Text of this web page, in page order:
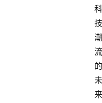
科
技
潮
流
的
未
来